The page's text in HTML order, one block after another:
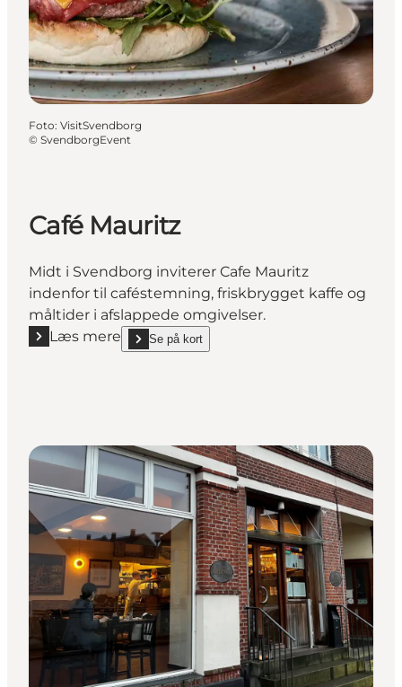
Foto: VisitSvendborg
© SvendborgEvent
Café Mauritz
Midt i Svendborg inviterer Cafe Mauritz
indenfor til caféstemning, friskbrygget kaffe og
måltider i afslappede omgivelser.
Læs mere
Læs mere "Café Mauritz"
Se på kort
show Café Mauritz on_map